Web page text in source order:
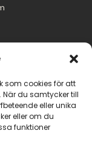
som cookies för att
du samtycker till
eller unika
eller om du
funktioner